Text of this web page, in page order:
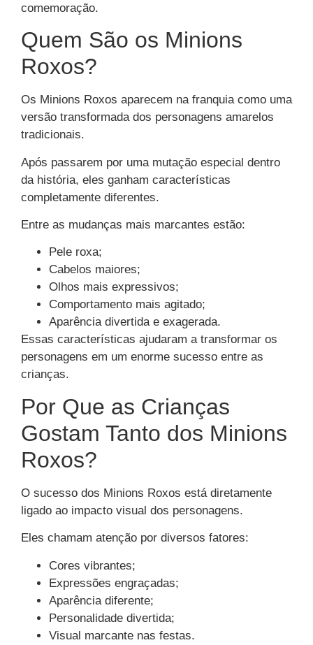
comemoração.
Quem São os Minions
Roxos?
Os Minions Roxos aparecem na franquia como uma
versão transformada dos personagens amarelos
tradicionais.
Após passarem por uma mutação especial dentro
da história, eles ganham características
completamente diferentes.
Entre as mudanças mais marcantes estão:
Pele roxa;
Cabelos maiores;
Olhos mais expressivos;
Comportamento mais agitado;
Aparência divertida e exagerada.
Essas características ajudaram a transformar os
personagens em um enorme sucesso entre as
crianças.
Por Que as Crianças
Gostam Tanto dos Minions
Roxos?
O sucesso dos Minions Roxos está diretamente
ligado ao impacto visual dos personagens.
Eles chamam atenção por diversos fatores:
Cores vibrantes;
Expressões engraçadas;
Aparência diferente;
Personalidade divertida;
Visual marcante nas festas.